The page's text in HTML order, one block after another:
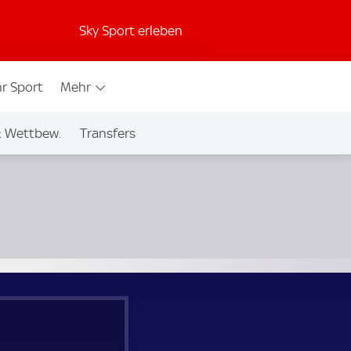
Sky Sport erleben
Sport Mehr
Wettbew. Transfers